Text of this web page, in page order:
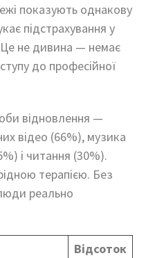
показують однакову
підстрахування у
не дивина — немає
до професійної
відновлення —
відео (66%), музика
і читання (30%).
терапією. Без
реально
Відсоток